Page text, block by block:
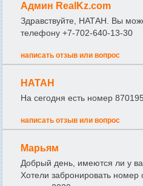
Админ RealKz.com
Здравствуйте, НАТАН. Вы
телефону +7-702-640-13-30
написать отзыв или вопрос
НАТАН
На сегодня есть номер
написать отзыв или вопрос
Марьям
Добрый день, имеются ли у
Хотели забронировать номер